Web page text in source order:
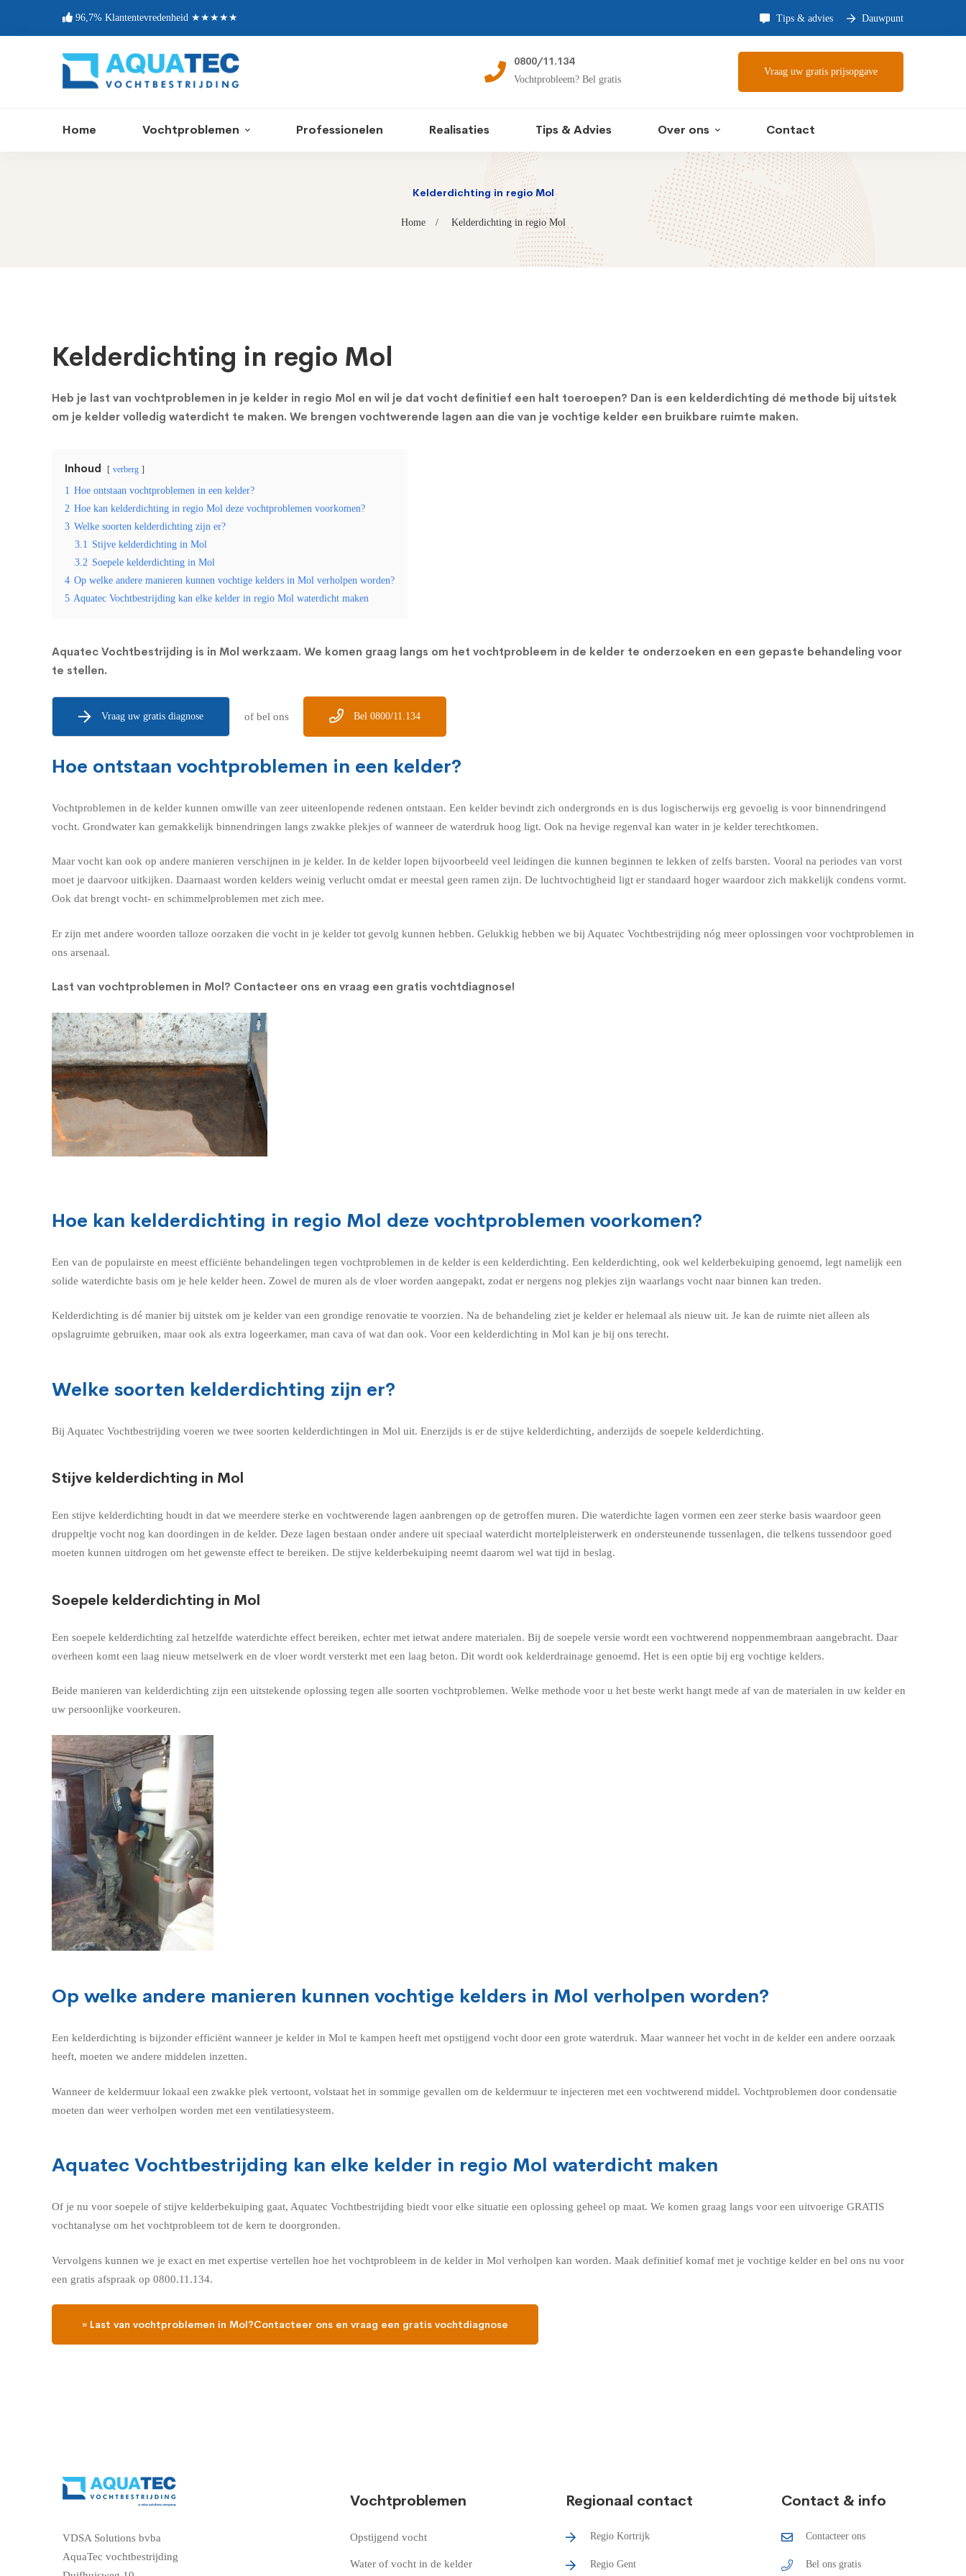
96,7% Klantentevredenheid ★★★★★ Tips & advies Dauwpunt
0800/11.134
Vochtprobleem? Bel gratis
Vraag uw gratis prijsopgave
Home Vochtproblemen Professionelen Realisaties Tips & Advies Over ons Contact
Kelderdichting in regio Mol
Home Kelderdichting in regio Mol
Kelderdichting in regio Mol
Heb je last van vochtproblemen in je kelder in regio Mol en wil je dat vocht definitief een halt toeroepen? Dan is een kelderdichting dé methode bij uitstek
om je kelder volledig waterdicht te maken. We brengen vochtwerende lagen aan die van je vochtige kelder een bruikbare ruimte maken.
Inhoud verberg
1 Hoe ontstaan vochtproblemen in een kelder?
2 Hoe kan kelderdichting in regio Mol deze vochtproblemen voorkomen?
3 Welke soorten kelderdichting zijn er?
3.1 Stijve kelderdichting in Mol
3.2 Soepele kelderdichting in Mol
4 Op welke andere manieren kunnen vochtige kelders in Mol verholpen worden?
5 Aquatec Vochtbestrijding kan elke kelder in regio Mol waterdicht maken
Aquatec Vochtbestrijding is in Mol werkzaam. We komen graag langs om het vochtprobleem in de kelder te onderzoeken en een gepaste behandeling voor
te stellen.
Vraag uw gratis diagnose of bel ons Bel 0800/11.134
Hoe ontstaan vochtproblemen in een kelder?
Vochtproblemen in de kelder kunnen omwille van zeer uiteenlopende redenen ontstaan. Een kelder bevindt zich ondergronds en is dus logischerwijs erg gevoelig is voor binnendringend
vocht. Grondwater kan gemakkelijk binnendringen langs zwakke plekjes of wanneer de waterdruk hoog ligt. Ook na hevige regenval kan water in je kelder terechtkomen.
Maar vocht kan ook op andere manieren verschijnen in je kelder. In de kelder lopen bijvoorbeeld veel leidingen die kunnen beginnen te lekken of zelfs barsten. Vooral na periodes van vorst
moet je daarvoor uitkijken. Daarnaast worden kelders weinig verlucht omdat er meestal geen ramen zijn. De luchtvochtigheid ligt er standaard hoger waardoor zich makkelijk condens vormt.
Ook dat brengt vocht- en schimmelproblemen met zich mee.
Er zijn met andere woorden talloze oorzaken die vocht in je kelder tot gevolg kunnen hebben. Gelukkig hebben we bij Aquatec Vochtbestrijding nóg meer oplossingen voor vochtproblemen in
ons arsenaal.
Last van vochtproblemen in Mol? Contacteer ons en vraag een gratis vochtdiagnose!
Hoe kan kelderdichting in regio Mol deze vochtproblemen voorkomen?
Een van de populairste en meest efficiënte behandelingen tegen vochtproblemen in de kelder is een kelderdichting. Een kelderdichting, ook wel kelderbekuiping genoemd, legt namelijk een
solide waterdichte basis om je hele kelder heen. Zowel de muren als de vloer worden aangepakt, zodat er nergens nog plekjes zijn waarlangs vocht naar binnen kan treden.
Kelderdichting is dé manier bij uitstek om je kelder van een grondige renovatie te voorzien. Na de behandeling ziet je kelder er helemaal als nieuw uit. Je kan de ruimte niet alleen als
opslagruimte gebruiken, maar ook als extra logeerkamer, man cava of wat dan ook. Voor een kelderdichting in Mol kan je bij ons terecht.
Welke soorten kelderdichting zijn er?
Bij Aquatec Vochtbestrijding voeren we twee soorten kelderdichtingen in Mol uit. Enerzijds is er de stijve kelderdichting, anderzijds de soepele kelderdichting.
Stijve kelderdichting in Mol
Een stijve kelderdichting houdt in dat we meerdere sterke en vochtwerende lagen aanbrengen op de getroffen muren. Die waterdichte lagen vormen een zeer sterke basis waardoor geen
druppeltje vocht nog kan doordingen in de kelder. Deze lagen bestaan onder andere uit speciaal waterdicht mortelpleisterwerk en ondersteunende tussenlagen, die telkens tussendoor goed
moeten kunnen uitdrogen om het gewenste effect te bereiken. De stijve kelderbekuiping neemt daarom wel wat tijd in beslag.
Soepele kelderdichting in Mol
Een soepele kelderdichting zal hetzelfde waterdichte effect bereiken, echter met ietwat andere materialen. Bij de soepele versie wordt een vochtwerend noppenmembraan aangebracht. Daar
overheen komt een laag nieuw metselwerk en de vloer wordt versterkt met een laag beton. Dit wordt ook kelderdrainage genoemd. Het is een optie bij erg vochtige kelders.
Beide manieren van kelderdichting zijn een uitstekende oplossing tegen alle soorten vochtproblemen. Welke methode voor u het beste werkt hangt mede af van de materialen in uw kelder en
uw persoonlijke voorkeuren.
Op welke andere manieren kunnen vochtige kelders in Mol verholpen worden?
Een kelderdichting is bijzonder efficiënt wanneer je kelder in Mol te kampen heeft met opstijgend vocht door een grote waterdruk. Maar wanneer het vocht in de kelder een andere oorzaak
heeft, moeten we andere middelen inzetten.
Wanneer de keldermuur lokaal een zwakke plek vertoont, volstaat het in sommige gevallen om de keldermuur te injecteren met een vochtwerend middel. Vochtproblemen door condensatie
moeten dan weer verholpen worden met een ventilatiesysteem.
Aquatec Vochtbestrijding kan elke kelder in regio Mol waterdicht maken
Of je nu voor soepele of stijve kelderbekuiping gaat, Aquatec Vochtbestrijding biedt voor elke situatie een oplossing geheel op maat. We komen graag langs voor een uitvoerige GRATIS
vochtanalyse om het vochtprobleem tot de kern te doorgronden.
Vervolgens kunnen we je exact en met expertise vertellen hoe het vochtprobleem in de kelder in Mol verholpen kan worden. Maak definitief komaf met je vochtige kelder en bel ons nu voor
een gratis afspraak op 0800.11.134.
» Last van vochtproblemen in Mol?Contacteer ons en vraag een gratis vochtdiagnose
VDSA Solutions bvba
AquaTec vochtbestrijding
Vochtproblemen
Opstijgend vocht
Water of vocht in de kelder
Regionaal contact
Regio Kortrijk
Regio Gent
Contact & info
Contacteer ons
Bel ons gratis